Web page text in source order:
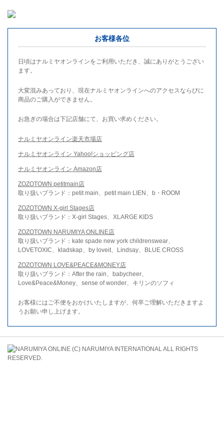
お客様各位
日頃はナルミヤオンラインをご利用いただき、誠にありがとうござい
ます。
大変混みあっており、現在ナルミヤオンラインへのアクセスならびに
商品のご購入ができません。
お急ぎの場合は下記店舗にて、お買い求めください。
ナルミヤオンライン楽天市場店
ナルミヤオンライン Yahoo!ショッピング店
ナルミヤオンライン Amazon店
ZOZOTOWN petitmain店
取り扱いブランド：petit main、petit main LIEN、b・ROOM
ZOZOTOWN X-girl Stages店
取り扱いブランド：X-girl Stages、XLARGE KIDS
ZOZOTOWN NARUMIYA ONLINE店
取り扱いブランド：kate spade new york childrenswear、
LOVETOXIC、kladskap、by loveit、Lindsay、BLUE CROSS
ZOZOTOWN LOVE&PEACE&MONEY店
取り扱いブランド：After the rain、babycheer、
Love&Peace&Money、sense of wonder、キリンのソフィ
お客様にはご不便をおかけいたしますが、何卒ご理解いただきますよ
うお願い申し上げます。